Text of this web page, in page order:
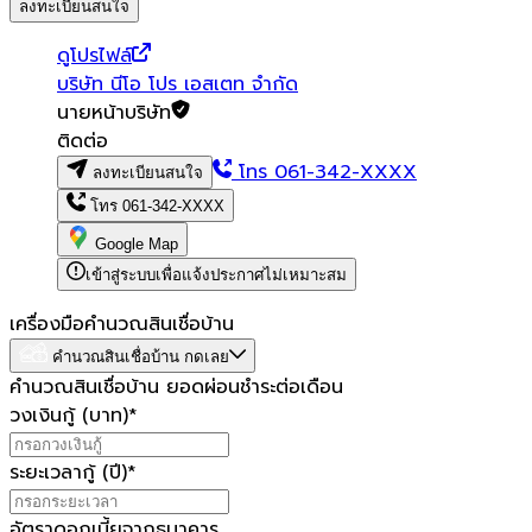
ลงทะเบียนสนใจ
ดูโปรไฟล์
บริษัท นีโอ โปร เอสเตท จํากัด
นายหน้าบริษัท
ติดต่อ
ลงทะเบียนสนใจ โทร061-342-XXXX
โทร 061-342-XXXX
Google Map
เข้าสู่ระบบเพื่อแจ้งประกาศไม่เหมาะสม
เครื่องมือคำนวณสินเชื่อบ้าน
คำนวณสินเชื่อบ้าน กดเลย
คำนวณสินเชื่อบ้าน ยอดผ่อนชำระต่อเดือน
วงเงินกู้ (บาท)*
ระยะเวลากู้ (ปี)*